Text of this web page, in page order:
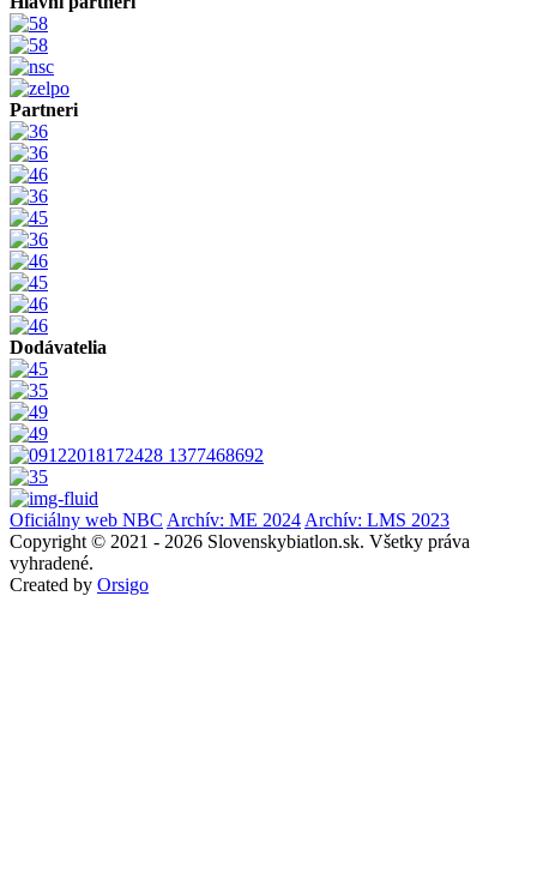
Partneri
Dodávatelia
Oficiálny web NBC Archív: ME 2024 Archív: LMS 2023
Copyright © 2021 - 2026 Slovenskybiatlon.sk. Všetky práva
vyhradené.
Created by Orsigo